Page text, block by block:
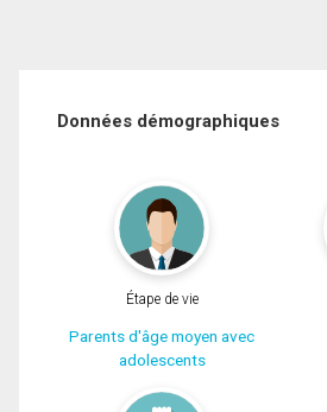
Données démographiques
Étape de vie
Parents d'âge moyen avec
adolescents